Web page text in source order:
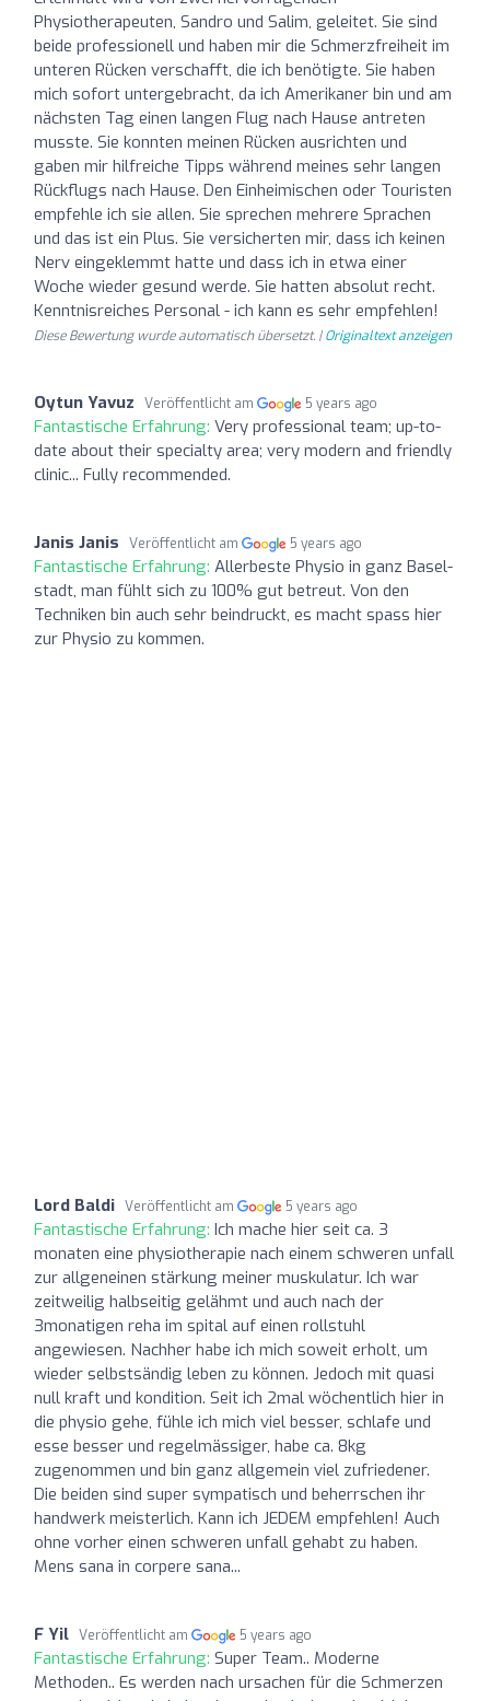
Physiotherapeuten, Sandro und Salim, geleitet. Sie sind
beide professionell und haben mir die Schmerzfreiheit im
unteren Rücken verschafft, die ich benötigte. Sie haben
mich sofort untergebracht, da ich Amerikaner bin und am
nächsten Tag einen langen Flug nach Hause antreten
musste. Sie konnten meinen Rücken ausrichten und
gaben mir hilfreiche Tipps während meines sehr langen
Rückflugs nach Hause. Den Einheimischen oder Touristen
empfehle ich sie allen. Sie sprechen mehrere Sprachen
und das ist ein Plus. Sie versicherten mir, dass ich keinen
Nerv eingeklemmt hatte und dass ich in etwa einer
Woche wieder gesund werde. Sie hatten absolut recht.
Kenntnisreiches Personal - ich kann es sehr empfehlen!
Diese Bewertung wurde automatisch übersetzt. |Originaltext anzeigen
Oytun Yavuz Veröffentlicht am 5 years ago
Fantastische Erfahrung: Very professional team; up-to-
date about their specialty area; very modern and friendly
clinic... Fully recommended.
Janis Janis Veröffentlicht am 5 years ago
Fantastische Erfahrung: Allerbeste Physio in ganz Basel-
stadt, man fühlt sich zu 100% gut betreut. Von den
Techniken bin auch sehr beindruckt, es macht spass hier
zur Physio zu kommen.
Lord Baldi Veröffentlicht am 5 years ago
Fantastische Erfahrung: Ich mache hier seit ca. 3
monaten eine physiotherapie nach einem schweren unfall
zur allgeneinen stärkung meiner muskulatur. Ich war
zeitweilig halbseitig gelähmt und auch nach der
3monatigen reha im spital auf einen rollstuhl
angewiesen. Nachher habe ich mich soweit erholt, um
wieder selbstsändig leben zu können. Jedoch mit quasi
null kraft und kondition. Seit ich 2mal wöchentlich hier in
die physio gehe, fühle ich mich viel besser, schlafe und
esse besser und regelmässiger, habe ca. 8kg
zugenommen und bin ganz allgemein viel zufriedener.
Die beiden sind super sympatisch und beherrschen ihr
handwerk meisterlich. Kann ich JEDEM empfehlen! Auch
ohne vorher einen schweren unfall gehabt zu haben.
Mens sana in corpere sana...
F Yil Veröffentlicht am 5 years ago
Fantastische Erfahrung: Super Team.. Moderne
Methoden.. Es werden nach ursachen für die Schmerzen